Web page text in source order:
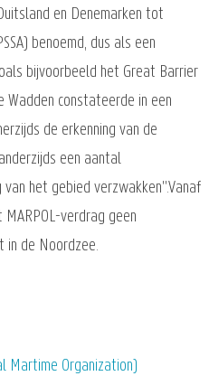
en Denemarken tot
benoemd, dus als een
bijvoorbeeld het Great Barrier
Wadden constateerde in een
de erkenning van de
een aantal
het gebied verzwakken".Vanaf
verdrag geen
in de Noordzee.
Martime Organization)